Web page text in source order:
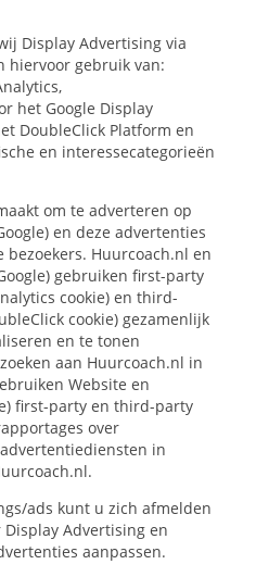
Display Advertising via
hiervoor gebruik van:
het Google Display
DoubleClick Platform en
en interessecategorieën
om te adverteren op
en deze advertenties
Huurcoach.nl en
gebruiken first-party
cookie) en third-
cookie) gezamenlijk
en te tonen
aan Huurcoach.nl in
Website en
first-party en third-party
over
in
ads kunt u zich afmelden
Display Advertising en
aanpassen.